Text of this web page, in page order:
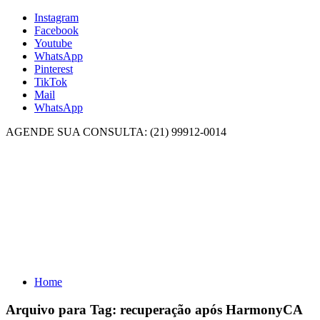
Instagram
Facebook
Youtube
WhatsApp
Pinterest
TikTok
Mail
WhatsApp
AGENDE SUA CONSULTA: (21) 99912-0014
Home
Arquivo para Tag: recuperação após HarmonyCA